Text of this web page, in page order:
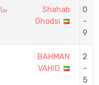
Shahab
Ghodsi
0
-
9
BAHMAN
VAHID
2
-
5